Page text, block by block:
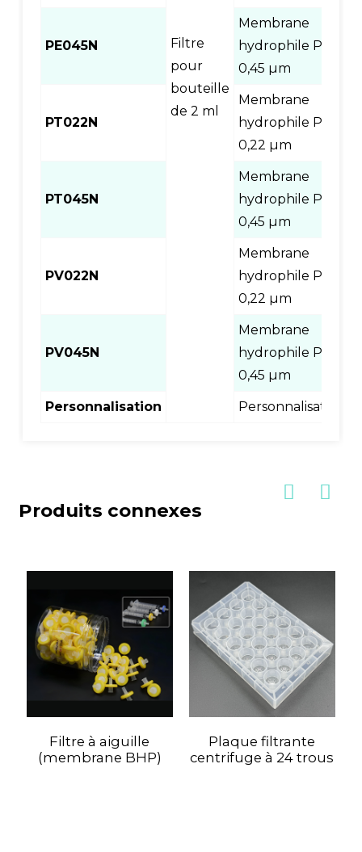
Filtre
pour
bouteille
de 2 ml
PE045N
Membrane
hydrophile PES
0,45 µm
PT022N
Membrane
hydrophile PES
0,22 µm
PT045N
Membrane
hydrophile PES
0,45 µm
PV022N
Membrane
hydrophile PES
0,22 µm
PV045N
Membrane
hydrophile PES
0,45 µm
Personnalisation Personnalisation
Produits connexes
Filtre à aiguille
(membrane BHP)
Plaque filtrante
centrifuge à 24 trous